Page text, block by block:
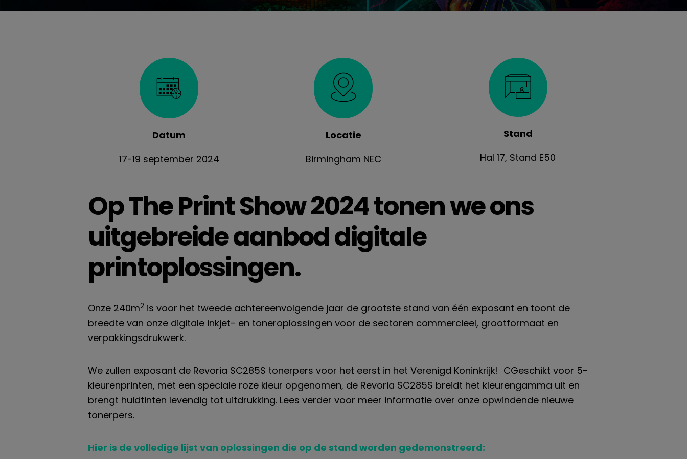
Datum
17-19 september 2024
Locatie
Birmingham NEC
Stand
Hal 17, Stand E50
Op The Print Show 2024 tonen we ons
uitgebreide aanbod digitale
printoplossingen.
Onze 240m2 is voor het tweede achtereenvolgende jaar de grootste stand van één exposant en toont de
breedte van onze digitale inkjet- en toneroplossingen voor de sectoren commercieel, grootformaat en
verpakkingsdrukwerk.
We zullen exposant de Revoria SC285S tonerpers voor het eerst in het Verenigd Koninkrijk! CGeschikt voor 5-
kleurenprinten, met een speciale roze kleur opgenomen, de Revoria SC285S breidt het kleurengamma uit en
brengt huidtinten levendig tot uitdrukking. Lees verder voor meer informatie over onze opwindende nieuwe
tonerpers.
Hier is de volledige lijst van oplossingen die op de stand worden gedemonstreerd: